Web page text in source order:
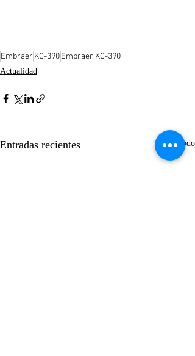
Embraer KC-390Embraer KC-390
Actualidad
Entradas recientes Ver todo